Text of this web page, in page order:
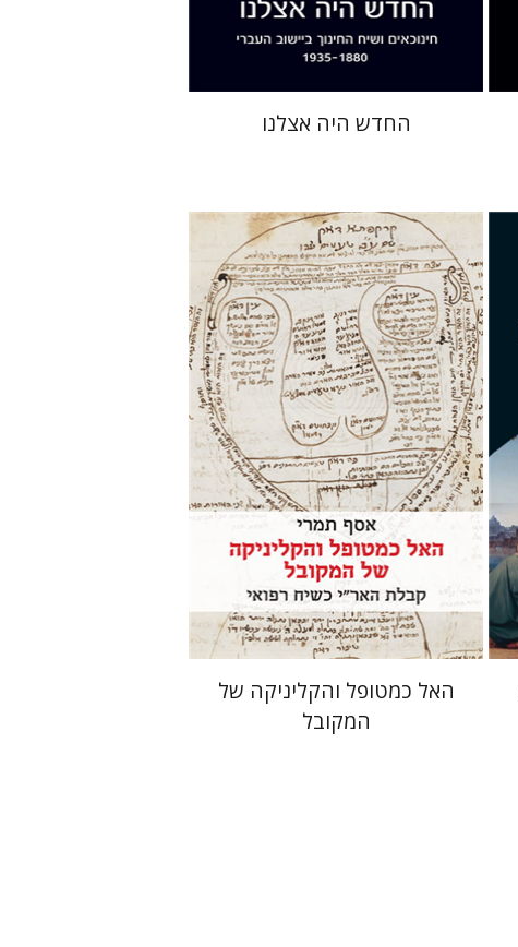
$42
$38
החדש היה אצלנו
אסף תמרי
הנחת אתר ספר מודפס
$46
$41
האל כמטופל והקליניקה של
המקובל